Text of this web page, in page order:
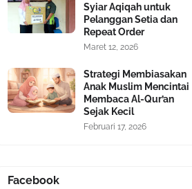
Syiar Aqiqah untuk
Pelanggan Setia dan
Repeat Order
Maret 12, 2026
Strategi Membiasakan
Anak Muslim Mencintai
Membaca Al-Qur’an
Sejak Kecil
Februari 17, 2026
Facebook